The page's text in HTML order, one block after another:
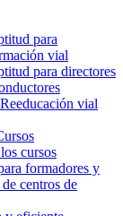
para
vial
para directores
vial
cursos
formadores y
centros de